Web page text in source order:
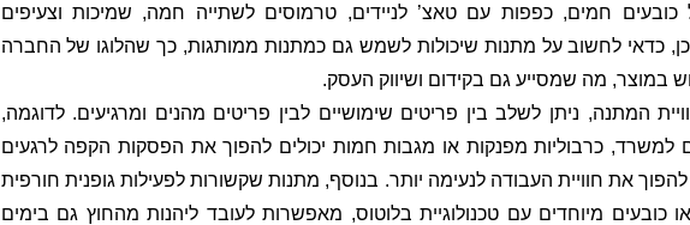
כובעים חמים, כפפות עם טאצ’ לניידים, טרמוסים לשתייה חמה, שמיכות וצעיפים
כן, כדאי לחשוב על מתנות שיכולות לשמש גם כמתנות ממותגות, כך שהלוגו של החברה
במוצר, מה שמסייע גם בקידום ושיווק העסק.
המתנה, ניתן לשלב בין פריטים שימושיים לבין פריטים מהנים ומרגיעים. לדוגמה,
למשרד, כרבוליות מפנקות או מגבות חמות יכולים להפוך את הפסקות הקפה לרגעים
להפוך את חוויית העבודה לנעימה יותר. בנוסף, מתנות שקשורות לפעילות גופנית חורפית
כובעים מיוחדים עם טכנולוגיית בלוטוס, מאפשרות לעובד ליהנות מהחוץ גם בימים